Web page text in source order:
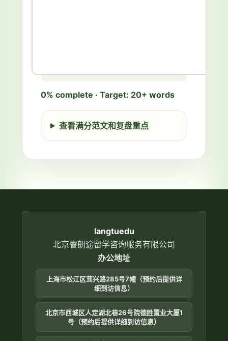
WritingTOEIC Writing 1 of 3
Picture description: A delivery
employee is handing a package to a
customer at the reception desk of an
中
0% complete · Target: 20+ words
查看满分范文和复盘重点
langtuedu
北京睿朗途留学咨询服务有限公司
办公地址
上海市松江区茸兴路285号7幢（预约后提供详
细到访信息）
北京市西城区人定湖北巷26号院德胜置业大厦1
号（预约后提供详细到访信息）